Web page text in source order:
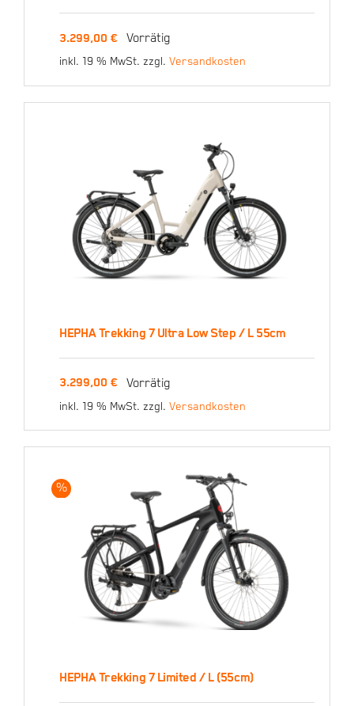
Low Step / L 55cm Dark
Brown
3.299,00€ Vorrätig
inkl. 19 % MwSt. zzgl.Versandkosten
HEPHA Trekking 7 Ultra
Low Step / L 55cm
HEPHA Trekking 7 Ultra Low Step / L 55cm
3.299,00€ Vorrätig
inkl. 19 % MwSt. zzgl.Versandkosten
%
HEPHA Trekking 7 Limited / L (55cm)